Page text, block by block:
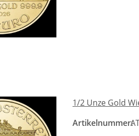
1/2 Unze Gold
Artikelnummer: